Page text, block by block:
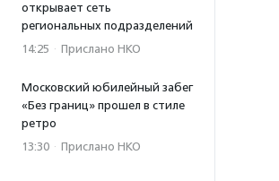
открывает сеть
региональных подразделений
14:25 · Прислано НКО
Московский юбилейный забег
«Без границ» прошел в стиле
ретро
13:30 · Прислано НКО